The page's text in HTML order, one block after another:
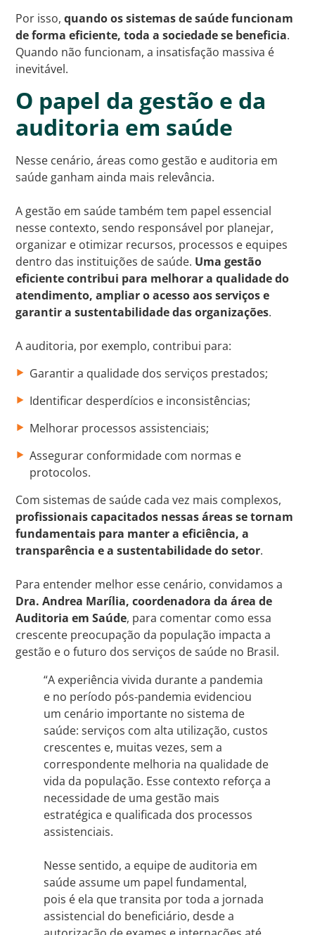
Por isso,quando os sistemas de saúde funcionam
de forma eficiente, toda a sociedade se beneficia.
Quando não funcionam, a insatisfação massiva é
inevitável.
O papel da gestão e da
auditoria em saúde
Nesse cenário, áreas como gestão e auditoria em
saúde ganham ainda mais relevância.
A gestão em saúde também tem papel essencial
nesse contexto, sendo responsável por planejar,
organizar e otimizar recursos, processos e equipes
dentro das instituições de saúde. Uma gestão
eficiente contribui para melhorar a qualidade do
atendimento, ampliar o acesso aos serviços e
garantir a sustentabilidade das organizações.
A auditoria, por exemplo, contribui para:
Garantir a qualidade dos serviços prestados;
Identificar desperdícios e inconsistências;
Melhorar processos assistenciais;
Assegurar conformidade com normas e
protocolos.
Com sistemas de saúde cada vez mais complexos,
profissionais capacitados nessas áreas se tornam
fundamentais para manter a eficiência, a
transparência e a sustentabilidade do setor.
Para entender melhor esse cenário, convidamos a
Dra. Andrea Marília, coordenadora da área de
Auditoria em Saúde, para comentar como essa
crescente preocupação da população impacta a
gestão e o futuro dos serviços de saúde no Brasil.
“A experiência vivida durante a pandemia
e no período pós-pandemia evidenciou
um cenário importante no sistema de
saúde: serviços com alta utilização, custos
crescentes e, muitas vezes, sem a
correspondente melhoria na qualidade de
vida da população. Esse contexto reforça a
necessidade de uma gestão mais
estratégica e qualificada dos processos
assistenciais.
Nesse sentido, a equipe de auditoria em
saúde assume um papel fundamental,
pois é ela que transita por toda a jornada
assistencial do beneficiário, desde a